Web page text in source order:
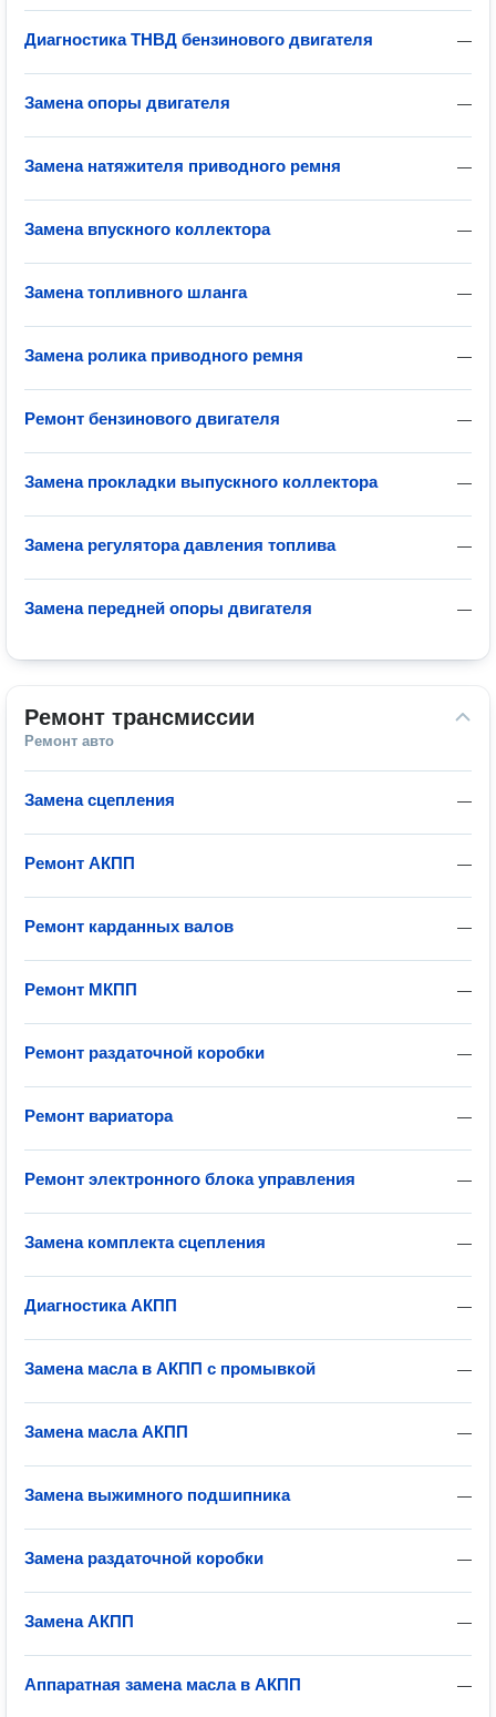
—
Диагностика ТНВД бензинового двигателя
—
Замена опоры двигателя
—
Замена натяжителя приводного ремня
—
Замена впускного коллектора
—
Замена топливного шланга
—
Замена ролика приводного ремня
—
Ремонт бензинового двигателя
—
Замена прокладки выпускного коллектора
—
Замена регулятора давления топлива
—
Замена передней опоры двигателя
Ремонт трансмиссии
Ремонт авто
—
Замена сцепления
—
Ремонт АКПП
—
Ремонт карданных валов
—
Ремонт МКПП
—
Ремонт раздаточной коробки
—
Ремонт вариатора
—
Ремонт электронного блока управления
—
Замена комплекта сцепления
—
Диагностика АКПП
—
Замена масла в АКПП с промывкой
—
Замена масла АКПП
—
Замена выжимного подшипника
—
Замена раздаточной коробки
—
Замена АКПП
—
Аппаратная замена масла в АКПП